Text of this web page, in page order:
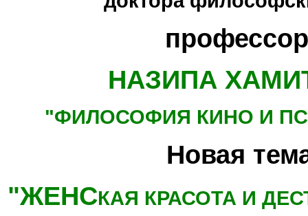
НАЗИПА
"ФИЛОСОФИЯ КИНО И
Новая
"ЖЕНСКАЯ КРАСОТА И